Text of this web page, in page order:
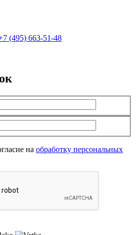
(495) 663-51-48
на обработку персональных